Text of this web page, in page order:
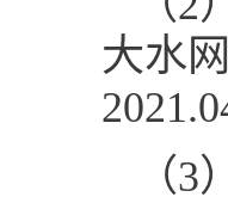
大水
（